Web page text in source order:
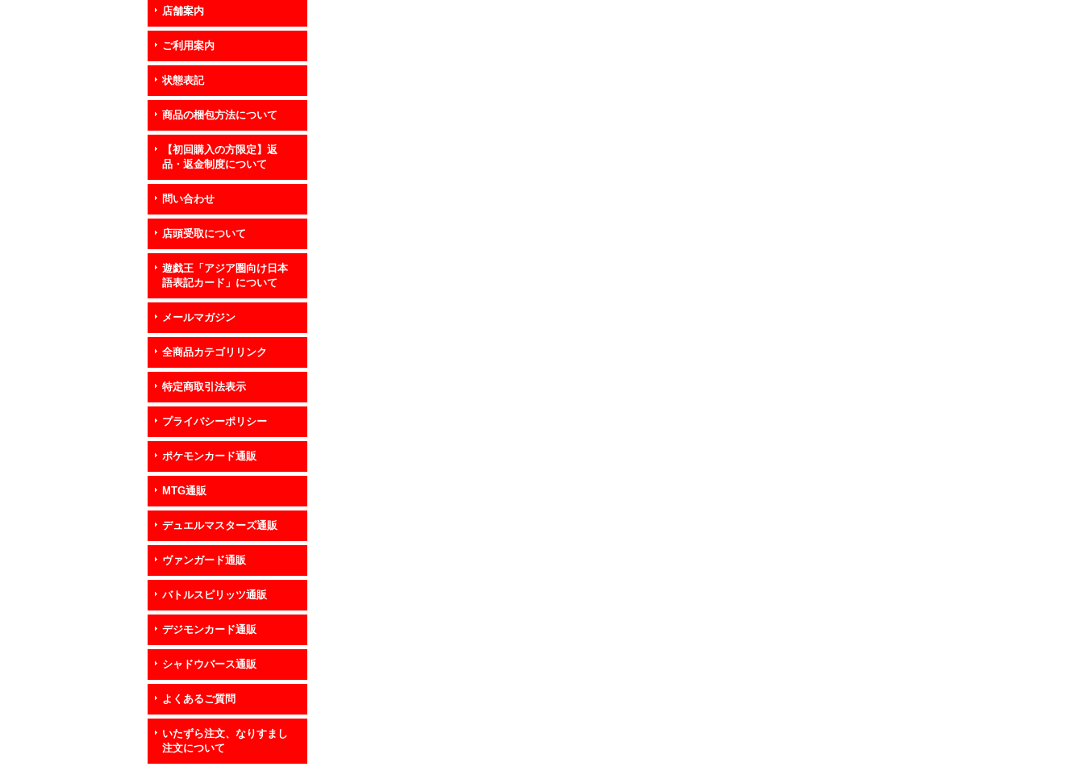
店舗案内
ご利用案内
状態表記
商品の梱包方法について
【初回購入の方限定】返
品・返金制度について
問い合わせ
店頭受取について
遊戯王「アジア圏向け日本
語表記カード」について
メールマガジン
全商品カテゴリリンク
特定商取引法表示
プライバシーポリシー
ポケモンカード通販
MTG通販
デュエルマスターズ通販
ヴァンガード通販
バトルスピリッツ通販
デジモンカード通販
シャドウバース通販
よくあるご質問
いたずら注文、なりすまし
注文について